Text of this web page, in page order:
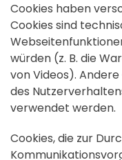
Cookies haben
Cookies sind
würden (z. B. die
von Videos).
des
verwendet werden.
Cookies, die zur